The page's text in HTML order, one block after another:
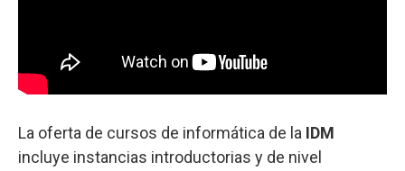
La oferta de cursos de informática de la IDM
incluye instancias introductorias y de nivel